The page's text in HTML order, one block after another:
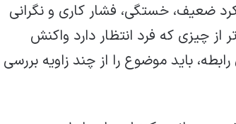
ضعیف، خستگی، فشار کاری و نگرانی
چیزی که فرد انتظار دارد واکنش
باید موضوع را از چند زاویه بررسی